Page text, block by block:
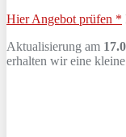
Hier Angebot prüfen *
Aktualisierung am
erhalten wir eine